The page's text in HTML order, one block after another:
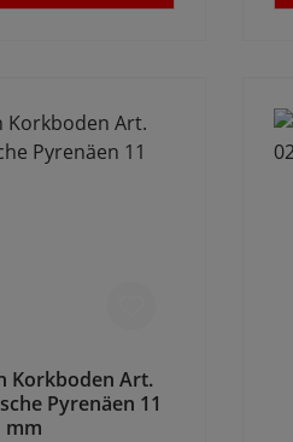
Korkboden Art.
Pyrenäen 11
mm